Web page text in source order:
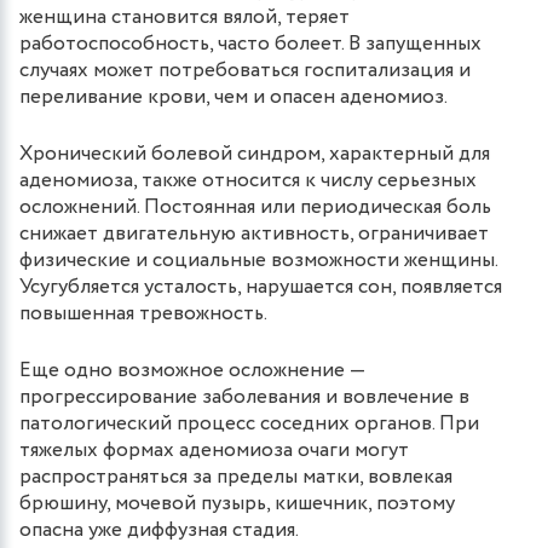
женщина становится вялой, теряет
работоспособность, часто болеет. В запущенных
случаях может потребоваться госпитализация и
переливание крови, чем и опасен аденомиоз.
Хронический болевой синдром, характерный для
аденомиоза, также относится к числу серьезных
осложнений. Постоянная или периодическая боль
снижает двигательную активность, ограничивает
физические и социальные возможности женщины.
Усугубляется усталость, нарушается сон, появляется
повышенная тревожность.
Еще одно возможное осложнение —
прогрессирование заболевания и вовлечение в
патологический процесс соседних органов. При
тяжелых формах аденомиоза очаги могут
распространяться за пределы матки, вовлекая
брюшину, мочевой пузырь, кишечник, поэтому
опасна уже диффузная стадия.